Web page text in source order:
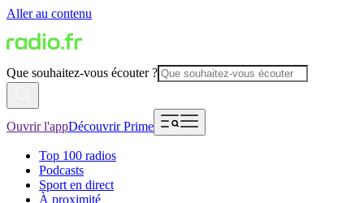
Aller au contenu
Que souhaitez-vous écouter ?
Ouvrir l'appDécouvrir Prime
Top 100 radios
Podcasts
Sport en direct
À proximité